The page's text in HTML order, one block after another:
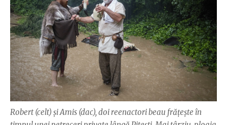
Robert (celt) şi Amis (dac), doi reenactori beau frăţeşte în